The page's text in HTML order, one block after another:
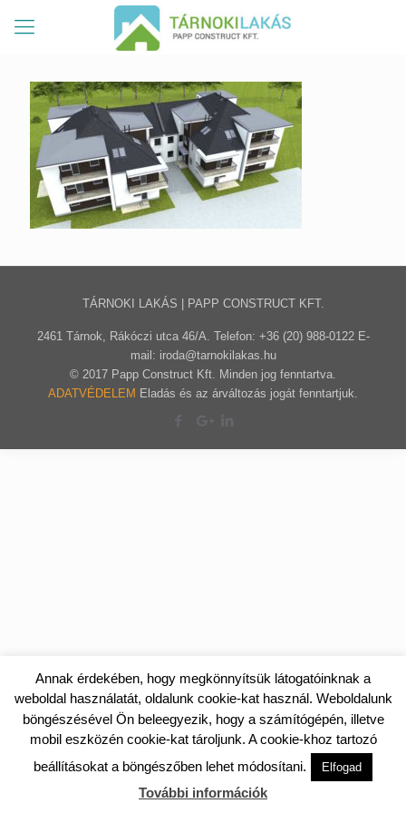
TÁRNOKI LAKÁS | PAPP CONSTRUCT KFT.
2461 Tárnok, Rákóczi utca 46/A. Telefon: +36 (20) 988-0122 E-
mail: iroda@tarnokilakas.hu
© 2017 Papp Construct Kft. Minden jog fenntartva.
ADATVÉDELEM Eladás és az árváltozás jogát fenntartjuk.
Annak érdekében, hogy megkönnyítsük látogatóinknak a
weboldal használatát, oldalunk cookie-kat használ. Weboldalunk
böngészésével Ön beleegyezik, hogy a számítógépén, illetve
mobil eszközén cookie-kat tároljunk. A cookie-khoz tartozó
beállításokat a böngészőben lehet módosítani.
Elfogad
További információk